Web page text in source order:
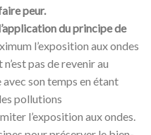
peur.
du principe de
l’exposition aux ondes
n’est pas de revenir au
son temps en étant
pollutions
l’exposition aux ondes.